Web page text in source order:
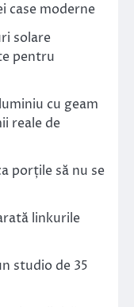
case moderne
solare
pentru
cu geam
reale de
porțile să nu se
linkurile
studio de 35